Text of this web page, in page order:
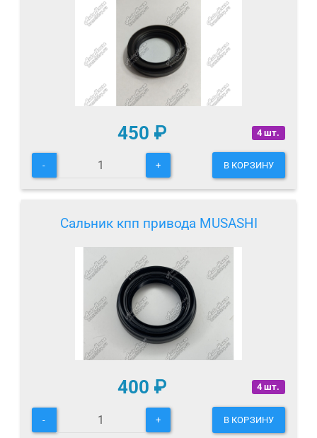
4 шт.
450 ₽
- + В КОРЗИНУ
Сальник кпп привода MUSASHI
4 шт.
400 ₽
- + В КОРЗИНУ